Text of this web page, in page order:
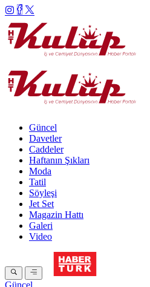
Güncel
Davetler
Caddeler
Haftanın Şıkları
Moda
Tatil
Söyleşi
Jet Set
Magazin Hattı
Galeri
Video
Güncel